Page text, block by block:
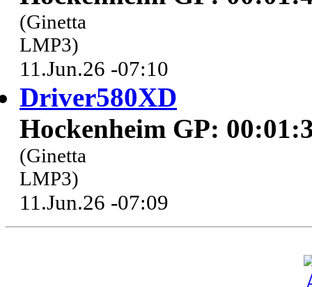
(Ginetta
LMP3)
11.Jun.26 -07:10
Driver580XD
Hockenheim GP:
(Ginetta
LMP3)
11.Jun.26 -07:09